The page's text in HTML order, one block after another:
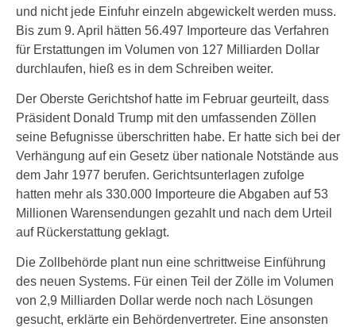
und nicht jede Einfuhr einzeln abgewickelt werden muss.
Bis zum 9. April hätten 56.497 Importeure das Verfahren
für Erstattungen im Volumen von 127 Milliarden Dollar
durchlaufen, hieß es in dem Schreiben weiter.
Der Oberste Gerichtshof hatte im Februar geurteilt, dass
Präsident Donald Trump mit den umfassenden Zöllen
seine Befugnisse überschritten habe. Er hatte sich bei der
Verhängung auf ein Gesetz über nationale Notstände aus
dem Jahr 1977 berufen. Gerichtsunterlagen zufolge
hatten mehr als 330.000 Importeure die Abgaben auf 53
Millionen Warensendungen gezahlt und nach dem Urteil
auf Rückerstattung geklagt.
Die Zollbehörde plant nun eine schrittweise Einführung
des neuen Systems. Für einen Teil der Zölle im Volumen
von 2,9 Milliarden Dollar werde noch nach Lösungen
gesucht, erklärte ein Behördenvertreter. Eine ansonsten